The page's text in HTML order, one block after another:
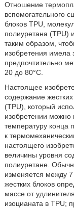
Отношение
вспомогательного
блоков TPU,
полиуретана (TPU)
таким образом,
изобретения имела
предпочтительно
20 до 80°C.
Настоящее
содержание
(TPU), который
изобретении можно
температуру конца
к
настоящего
величины уровня
полиуретане.
изменяется между
жестких блоков
массе от
изоцианата в TPU;